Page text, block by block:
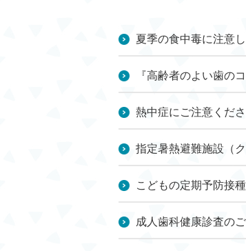
夏季の食中毒に注意し
『高齢者のよい歯の
熱中症にご注意くだ
指定暑熱避難施設（
こどもの定期予防接
成人歯科健康診査の